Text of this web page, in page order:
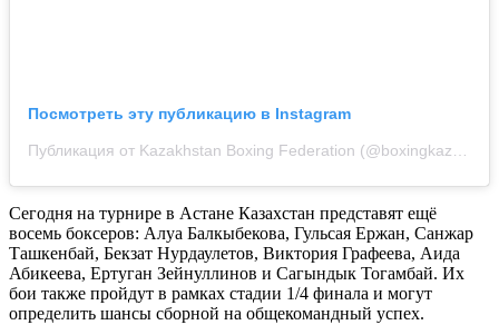
Посмотреть эту публикацию в Instagram
Публикация от Kazakhstan Boxing Federation (@boxingkazakhstan)
Сегодня на турнире в Астане Казахстан представят ещё
восемь боксеров: Алуа Балкыбекова, Гульсая Ержан, Санжар
Ташкенбай, Бекзат Нурдаулетов, Виктория Графеева, Аида
Абикеева, Ертуган Зейнуллинов и Сагындык Тогамбай. Их
бои также пройдут в рамках стадии 1/4 финала и могут
определить шансы сборной на общекомандный успех.